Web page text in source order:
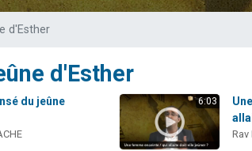
d'Esther
d'Esther
du jeûne
6:03
Rav